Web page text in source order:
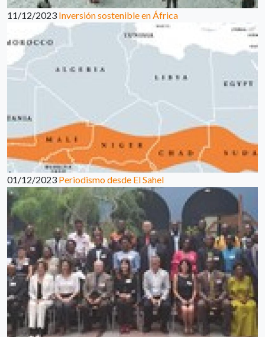
11/12/2023 Inversión sostenible en África
01/12/2023 Periodismo desde El Sahel